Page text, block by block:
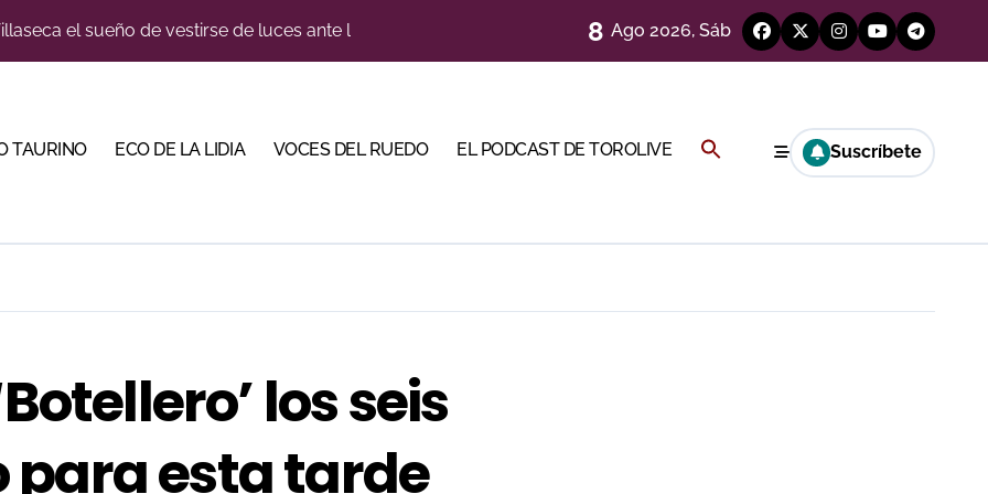
el sueño de vestirse de luces ante los suyos
y sale reforzado junto a Manzanares y Morante
en una noche marcada por la dureza de Monteviejo
sobre el buen juego de Los Maños en el arranque de Huesca
la tercera tarde de Morante en la temporada portuense
8 Ago 2026, Sáb
TAURINO ECO DE LA LIDIA VOCES DEL RUEDO EL PODCAST DE TOROLIVE Buscar: Suscríbete
los seis
para esta tarde